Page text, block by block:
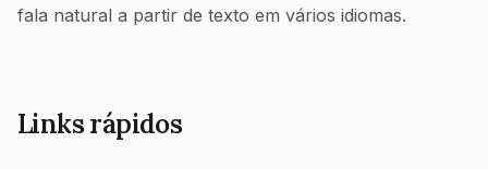
fala natural a partir de texto em vários idiomas.
Links rápidos